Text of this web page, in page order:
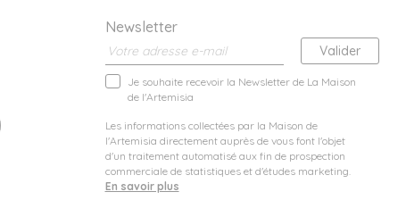
Newsletter
Je souhaite recevoir la Newsletter de La Maison
de l'Artemisia
Les informations collectées par la Maison de
l'Artemisia directement auprès de vous font l'objet
d'un traitement automatisé aux fin de prospection
commerciale de statistiques et d'études marketing.
En savoir plus